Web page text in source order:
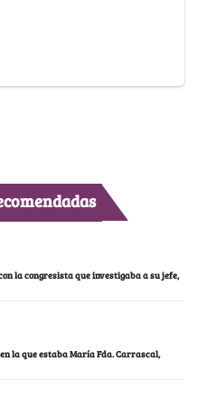
la congresista que investigaba a su jefe,
la que estaba María Fda. Carrascal,